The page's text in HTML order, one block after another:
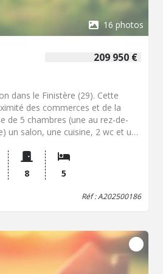
16 photos
209 950 €
dans le Finistère (29). Cette
des commerces et de la
de 5 chambres (une au rez-de-
un salon, une cuisine, 2 wc et une
maison donne sur un agréable
a également été refaite
la visite). Idéal pour une famille
8 5
Réf : A202500186